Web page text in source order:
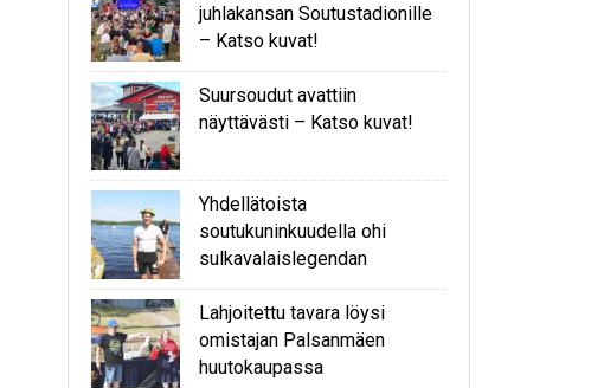
juhlakansan Soutustadionille
– Katso kuvat!
Suursoudut avattiin
näyttävästi – Katso kuvat!
Yhdellätoista
soutukuninkuudella ohi
sulkavalaislegendan
Lahjoitettu tavara löysi
omistajan Palsanmäen
huutokaupassa